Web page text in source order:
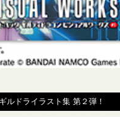
ギルドライラスト集 第２弾！